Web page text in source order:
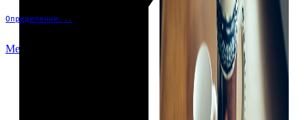
Определение...
Меню